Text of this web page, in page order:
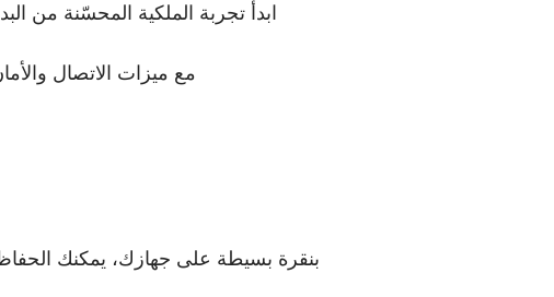
ابدأ تجربة الملكية المحسّنة من البداية عن
مع ميزات الاتصال
بنقرة بسيطة على جهازك، يمكنك